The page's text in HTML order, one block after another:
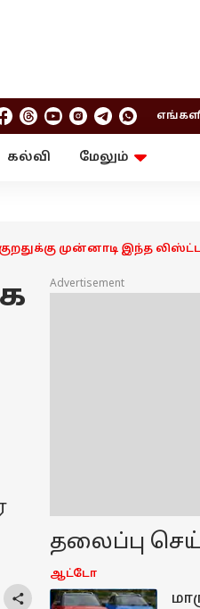
கல்வி
மேலும்
முன்னாடி இந்த
Advertisement
தலைப்பு
ஆட்டோ